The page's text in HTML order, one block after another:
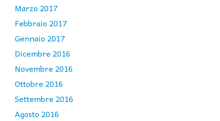
Marzo 2017
Febbraio 2017
Gennaio 2017
Dicembre 2016
Novembre 2016
Ottobre 2016
Settembre 2016
Agosto 2016